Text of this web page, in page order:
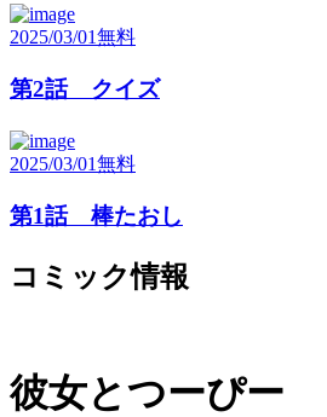
2025/03/01無料
第2話 クイズ
2025/03/01無料
第1話 棒たおし
コミック情報
彼女とつーぴー